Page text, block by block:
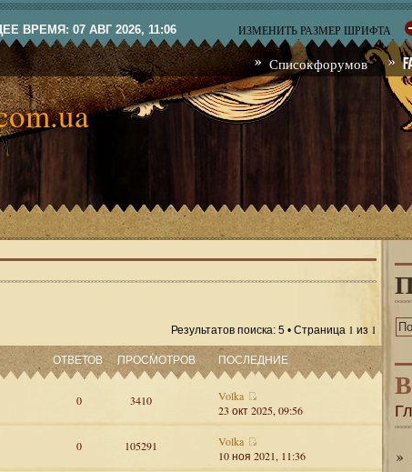
ВРЕМЯ: 07 АВГ 2026, 11:06 ИЗМЕНИТЬ РАЗМЕР ШРИФТА
Список форумов
Результатов поиска: 5 • Страница 1 из 1
ОТВЕТОВ ПРОСМОТРОВ ПОСЛЕДНИЕ
0 3410
Volka
23 окт 2025, 09:56
0 105291
Volka
10 ноя 2021, 11:36
В